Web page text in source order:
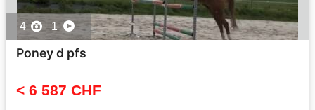
4 1
Poney d pfs
< 6 587 CHF